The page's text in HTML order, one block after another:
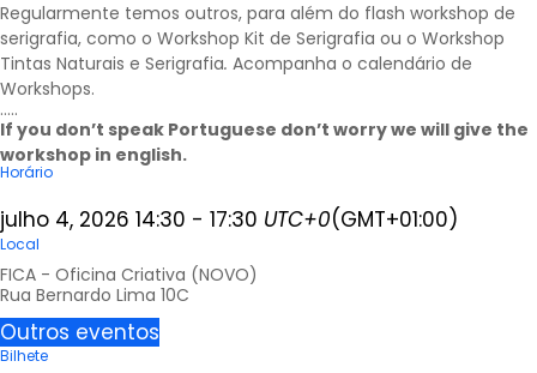
Regularmente temos outros, para além do flash workshop de
serigrafia, como o Workshop Kit de Serigrafia ou o Workshop
Tintas Naturais e Serigrafia. Acompanha o calendário de
Workshops.
…..
If you don’t speak Portuguese don’t worry we will give the
workshop in english.
Horário
julho 4, 2026 14:30 - 17:30 UTC+0(GMT+01:00)
Local
FICA - Oficina Criativa (NOVO)
Rua Bernardo Lima 10C
Outros eventos
Bilhete